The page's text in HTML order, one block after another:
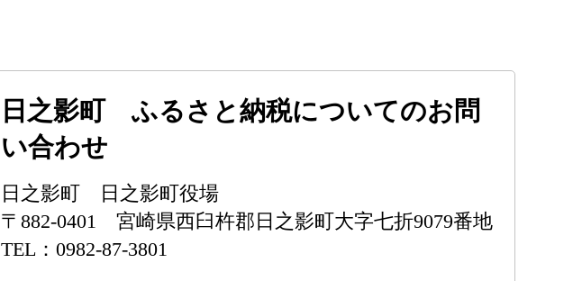
日之影町 ふるさと納税についてのお問
い合わせ
日之影町 日之影町役場
〒882-0401 宮崎県西臼杵郡日之影町大字七折9079番地
TEL：0982-87-3801